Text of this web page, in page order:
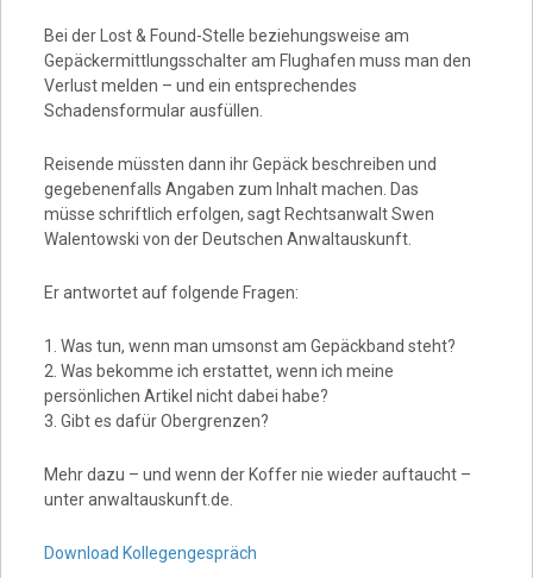
Bei der Lost & Found-Stelle beziehungsweise am
Gepäckermittlungsschalter am Flughafen muss man den
Verlust melden – und ein entsprechendes
Schadensformular ausfüllen.
Reisende müssten dann ihr Gepäck beschreiben und
gegebenenfalls Angaben zum Inhalt machen. Das
müsse schriftlich erfolgen, sagt Rechtsanwalt Swen
Walentowski von der Deutschen Anwaltauskunft.
Er antwortet auf folgende Fragen:
1. Was tun, wenn man umsonst am Gepäckband steht?
2. Was bekomme ich erstattet, wenn ich meine
persönlichen Artikel nicht dabei habe?
3. Gibt es dafür Obergrenzen?
Mehr dazu – und wenn der Koffer nie wieder auftaucht –
unter anwaltauskunft.de.
Download Kollegengespräch